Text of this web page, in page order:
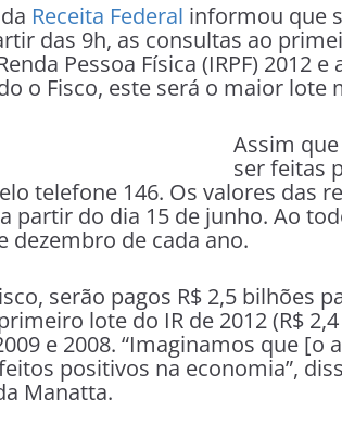
Receita Federal informou que
das 9h, as consultas ao
Pessoa Física (IRPF) 2012
o Fisco, este será o maior
Assim
ser feitas
telefone 146. Os valores das
partir do dia 15 de junho. Ao
dezembro de cada ano.
serão pagos R$ 2,5 bilhões
lote do IR de 2012 (R$
e 2008. “Imaginamos que
positivos na economia”,
Manatta.